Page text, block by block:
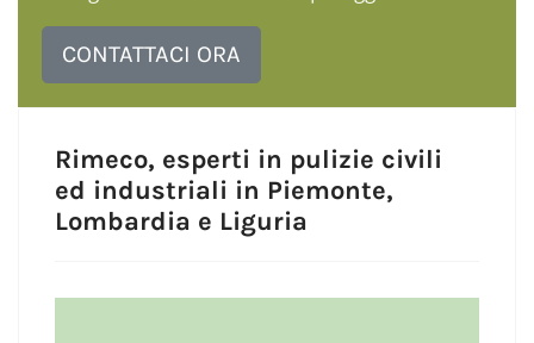
CONTATTACI ORA
Rimeco, esperti in pulizie civili
ed industriali in Piemonte,
Lombardia e Liguria